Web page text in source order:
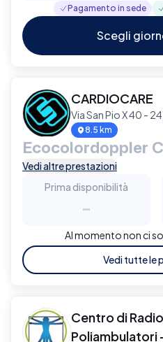
Pagamento in sede
Scegli
CARDIOCARE
Via San Pio X 40 -
8.5 km
Ecocolordoppler
Vedi altre prestazioni
Prima disponibilità
-
Al momento non ci
Vedi tutte le
Centro di
Poliambulatori